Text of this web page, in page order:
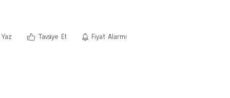
Tavsiye Et Fiyat Alarmı